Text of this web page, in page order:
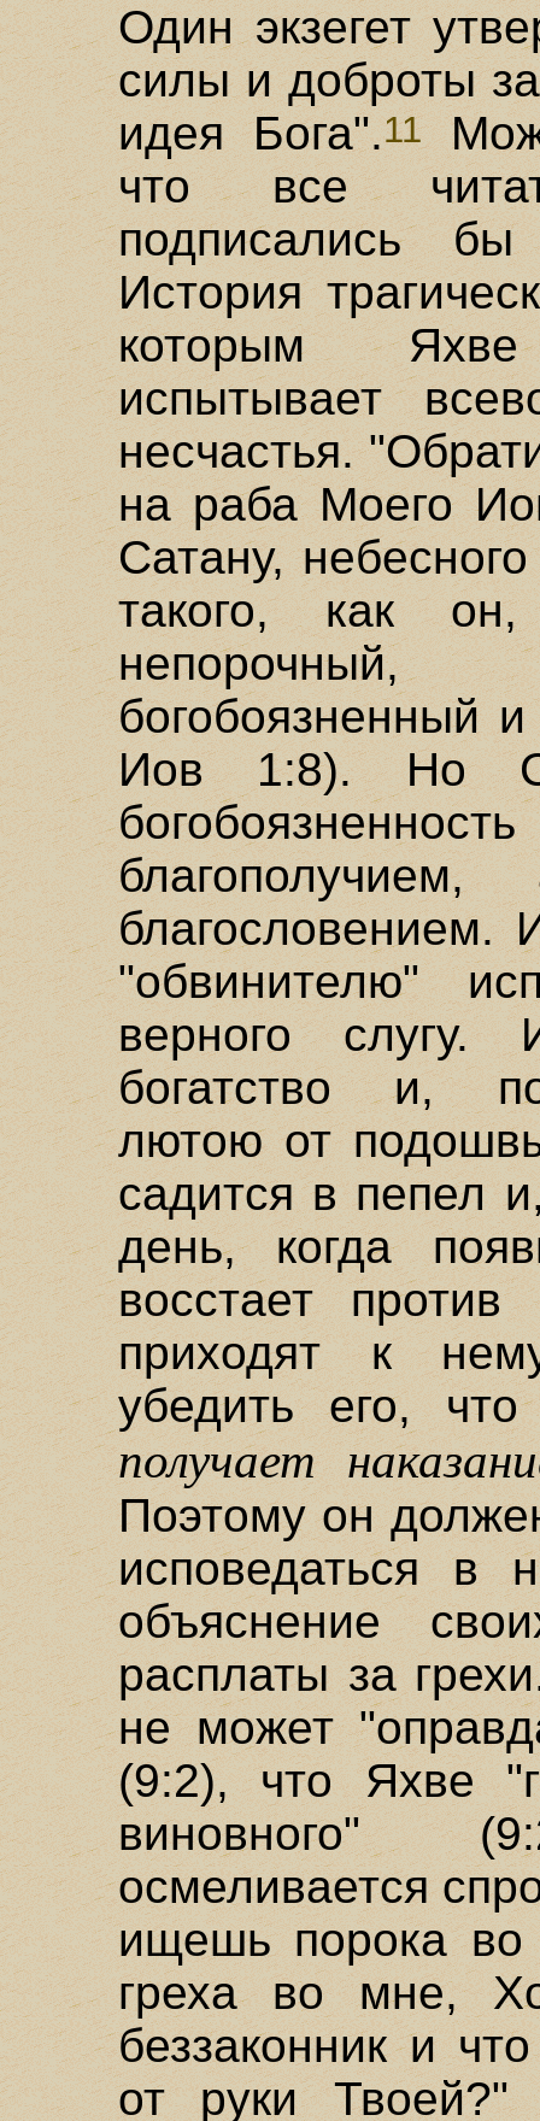
Один экзегет
силы и доброты
идея Бога".11
что все
подписались
История
которым
испытывает
несчастья.
на раба Моего
Сатану,
такого, как
богобоязненный
Иов 1:8). Но
благословением.
"обвинителю"
верного
богатство и,
лютою от
садится в пепел
день, когда
восстает
приходят к
убедить его,
получает
Поэтому он
исповедаться в
объяснение
расплаты за
не может
(9:2), что Яхве
виновного"
осмеливается
ищешь порока
греха во мне,
беззаконник и
от руки